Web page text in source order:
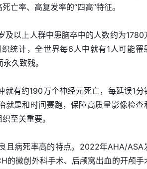
亡率、高复发率的“四高”特征。
以上人群中患脑卒中的人数约为1780
统计，全世界每6人中就有1人可能罹
久致残。
有约190万个神经元死亡，每延误1分
就是和时间赛跑，保障高质量影像检查
至关重要。
且病死率高的特点。2022年AHA/ASA
的微创外科手术、后颅窝出血的开颅手